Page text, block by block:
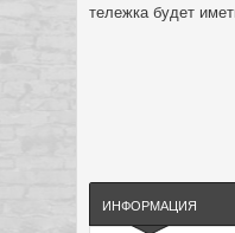
тележка будет
ИНФОРМАЦИЯ